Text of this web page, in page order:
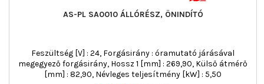
AS-PL SA0010 ÁLLÓRÉSZ, ÖNINDÍTÓ
Feszültség [V] : 24, Forgásirány : óramutató járásával
megegyező forgásirány, Hossz 1 [mm] : 269,90, Külső átmérő
[mm] : 82,90, Névleges teljesítmény [kW] : 5,50